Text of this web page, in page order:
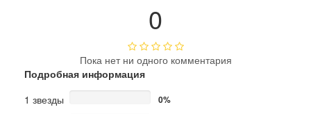
0
Пока нет ни одного комментария
Подробная информация
1 звезды
0%